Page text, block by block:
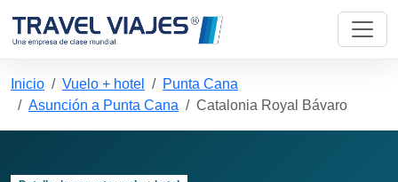
Inicio Vuelo + hotel
Punta Cana
Asunción a Punta Cana
Catalonia Royal Bávaro